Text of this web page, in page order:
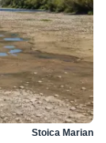
Stoica Marian